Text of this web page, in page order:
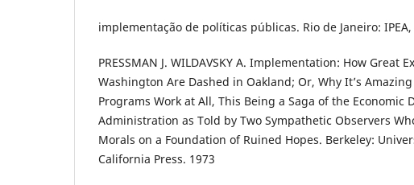
implementação de políticas públicas. Rio de Janeiro: IPEA,
PRESSMAN J. WILDAVSKY A. Implementation: How Great
Washington Are Dashed in Oakland; Or, Why It’s
Programs Work at All, This Being a Saga of the Economic
Administration as Told by Two Sympathetic Observers
Morals on a Foundation of Ruined Hopes. Berkeley:
California Press. 1973